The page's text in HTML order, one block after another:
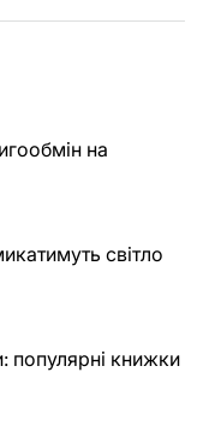
на
світло
популярні книжки